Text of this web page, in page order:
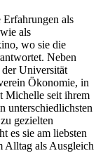
als
als
wo sie die
Neben
Universität
Ökonomie, in
Michelle seit ihrem
unterschiedlichsten
gezielten
es sie am liebsten
Alltag als Ausgleich